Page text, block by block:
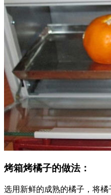
烤箱烤橘子的做法：
选用新鲜的成熟的橘子，将